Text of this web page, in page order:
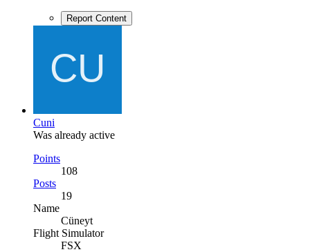
Report Content
Cuni
Was already active
Points
108
Posts
19
Name
Cüneyt
Flight Simulator
FSX